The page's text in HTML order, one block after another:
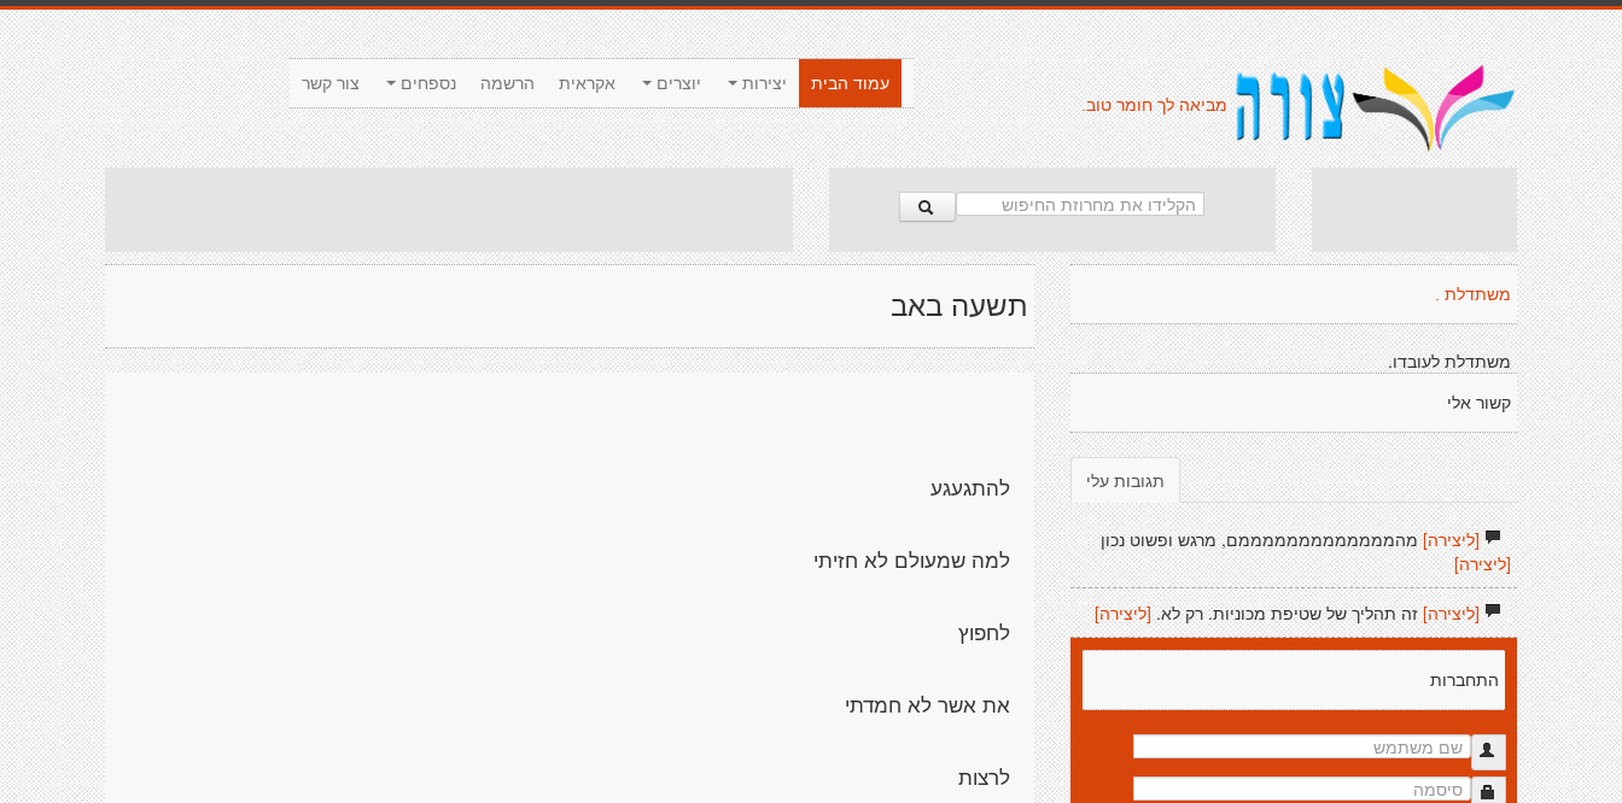
צור קשר נספחים הרשמה אקראית יוצרים יצירות
עמוד הבית
מביאה לך חומר טוב.
תשעה באב משתדלת .
משתדלת לעובדו.
קשור אלי
תגובות עלי
[ליצירה]מהמממממממממממממם, מרגש ופשוט נכון
[ליצירה]
[ליצירה]זה תהליך של שטיפת מכוניות. רק לא. [ליצירה]
התחברות